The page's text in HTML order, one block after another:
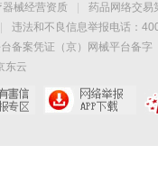
器械经营资质 药品网络交易
违法和不良信息举报电话：
备案凭证（京）网械平台备
东云